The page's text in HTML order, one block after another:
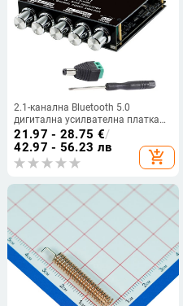
2.1-канална Bluetooth 5.0
дигитална усилвателна платка
2x50W + 100W
21.97 - 28.75 €/
42.97 - 56.23 лв
add_shopping_cart